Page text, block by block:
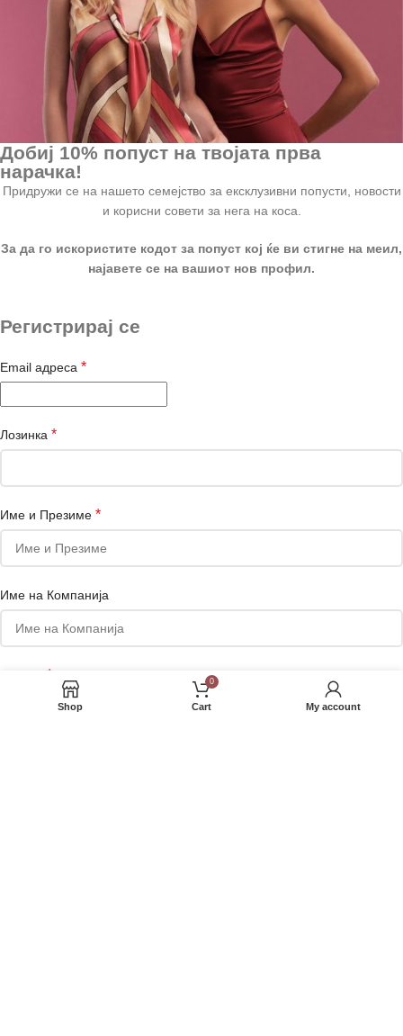
Добиј 10% попуст на твојата прва
нарачка!
Придружи се на нашето семејство за ексклузивни попусти, новости
и корисни совети за нега на коса.
За да го искористите кодот за попуст кој ќе ви стигне на меил,
најавете се на вашиот нов профил.
Регистрирај се
Email адреса *
Лозинка *
Име и Презиме *
Име на Компанија
*
Shop
0
Cart My account